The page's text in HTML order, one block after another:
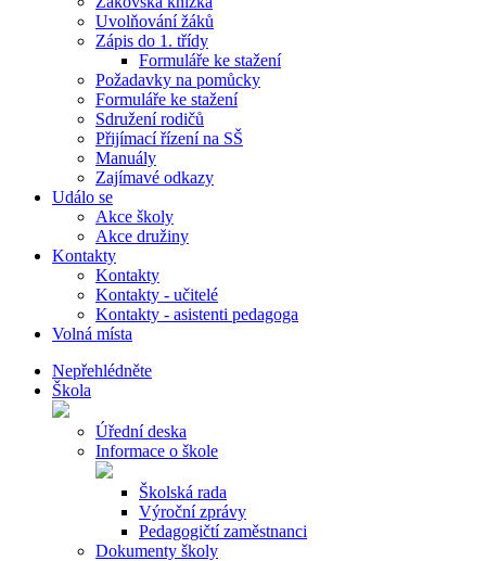
Uvolňování žáků
Zápis do 1. třídy
Formuláře ke stažení
Požadavky na pomůcky
Formuláře ke stažení
Sdružení rodičů
Přijímací řízení na SŠ
Manuály
Zajímavé odkazy
Událo se
Akce školy
Akce družiny
Kontakty
Kontakty
Kontakty - učitelé
Kontakty - asistenti pedagoga
Volná místa
Nepřehlédněte
Škola
Úřední deska
Informace o škole
Školská rada
Výroční zprávy
Pedagogičtí zaměstnanci
Dokumenty školy